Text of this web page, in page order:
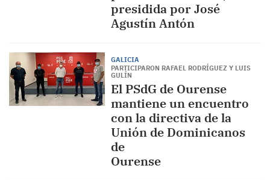
presidida por José
Agustín Antón
GALICIA
PARTICIPARON RAFAEL RODRÍGUEZ Y LUIS
GULÍN
El PSdG de Ourense
mantiene un encuentro
con la directiva de la
Unión de Dominicanos
de